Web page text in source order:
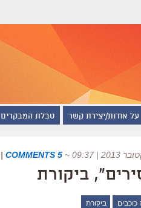
על אודות/יצירת קשר טבלת המבקרים
~
5 COMMENTS
|
ביקורת
ביקורת